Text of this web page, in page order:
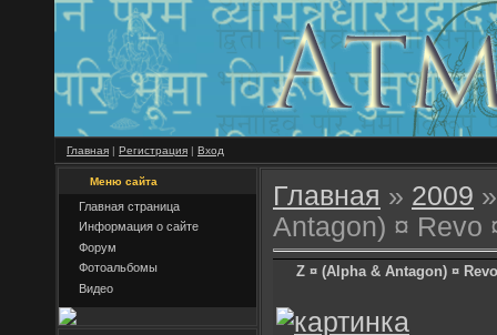
Главная | Регистрация | Вход
Меню сайта
Главная страница
Информация о сайте
Форум
Фотоальбомы
Видео
Главная » 2009 »
Antagon) ¤ Revo
Z ¤ (Alpha & Antagon) ¤